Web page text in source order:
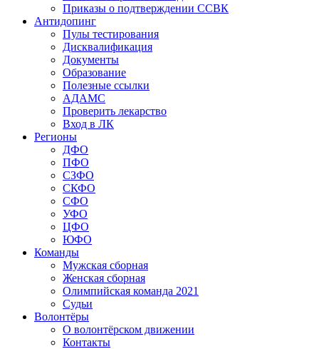
Приказы о подтверждении ССВК
Антидопинг
Пулы тестирования
Дисквалификация
Документы
Образование
Полезные ссылки
АДАМС
Проверить лекарство
Вход в ЛК
Регионы
ДФО
ПФО
СЗФО
СКФО
СФО
УФО
ЦФО
ЮФО
Команды
Мужская сборная
Женская сборная
Олимпийская команда 2021
Судьи
Волонтёры
О волонтёрском движении
Контакты